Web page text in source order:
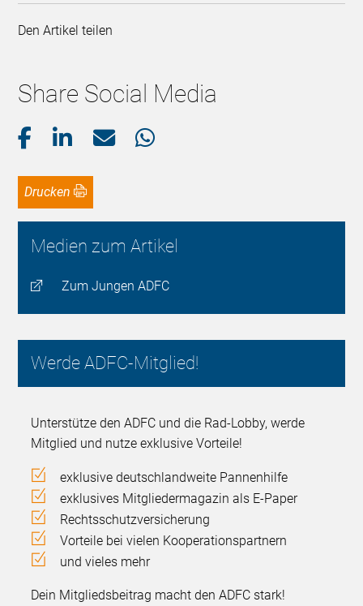
Den Artikel teilen
Share Social Media
Drucken
Medien zum Artikel
Zum Jungen ADFC
Werde ADFC-Mitglied!
Unterstütze den ADFC und die Rad-Lobby, werde
Mitglied und nutze exklusive Vorteile!
exklusive deutschlandweite Pannenhilfe
exklusives Mitgliedermagazin als E-Paper
Rechtsschutzversicherung
Vorteile bei vielen Kooperationspartnern
und vieles mehr
Dein Mitgliedsbeitrag macht den ADFC stark!